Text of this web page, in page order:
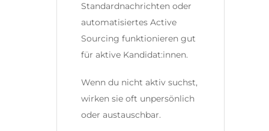
Standardnachrichten oder
automatisiertes Active
Sourcing funktionieren gut
für aktive Kandidat:innen.
Wenn du nicht aktiv suchst,
wirken sie oft unpersönlich
oder austauschbar.